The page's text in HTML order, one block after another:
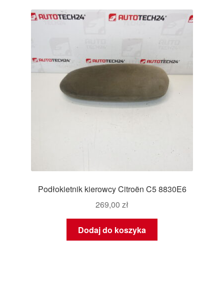
Podłokietnik kierowcy Citroën C5 8830E6
269,00 zł
Dodaj do koszyka